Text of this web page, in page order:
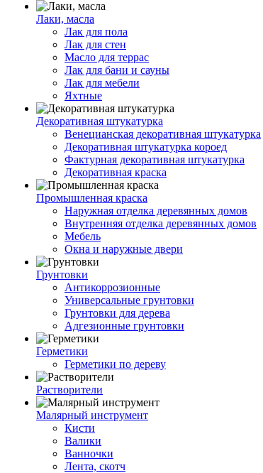
Лаки, масла
Лак для пола
Лак для стен
Масло для террас
Лак для бани и сауны
Лак для мебели
Яхтные
Декоративная штукатурка
Венецианская декоративная штукатурка
Декоративная штукатурка короед
Фактурная декоративная штукатурка
Декоративная краска
Промышленная краска
Наружная отделка деревянных домов
Внутренняя отделка деревянных домов
Мебель
Окна и наружные двери
Грунтовки
Антикоррозионные
Универсальные грунтовки
Грунтовки для дерева
Адгезионные грунтовки
Герметики
Герметики по дереву
Растворители
Малярный инструмент
Кисти
Валики
Ванночки
Лента, скотч